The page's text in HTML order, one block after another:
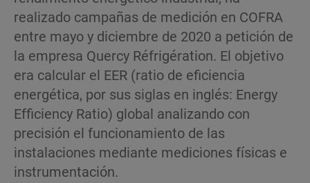
realizado campañas de medición en COFRA
entre mayo y diciembre de 2020 a petición de
la empresa Quercy Réfrigération. El objetivo
era calcular el EER (ratio de eficiencia
energética, por sus siglas en inglés: Energy
Efficiency Ratio) global analizando con
precisión el funcionamiento de las
instalaciones mediante mediciones físicas e
instrumentación.